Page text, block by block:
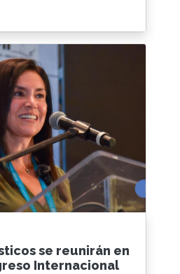
se reunirán en
Internacional